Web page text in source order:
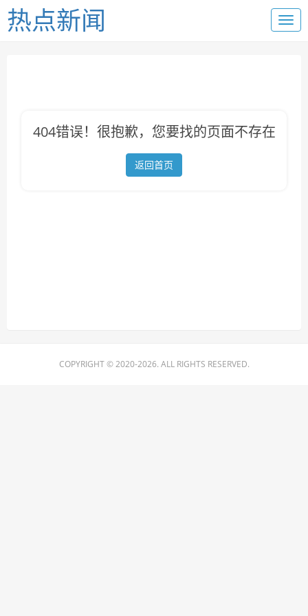
热点新闻
404错误！很抱歉，您要找的页面不存在
返回首页
COPYRIGHT © 2020-2026. ALL RIGHTS RESERVED.